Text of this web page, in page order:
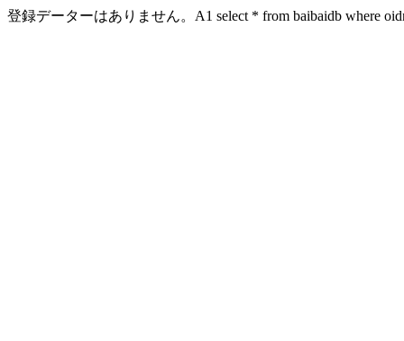
登録データーはありません。A1 select * from baibaidb where